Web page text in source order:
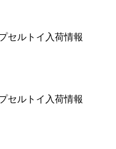
セルトイ入荷情報
セルトイ入荷情報